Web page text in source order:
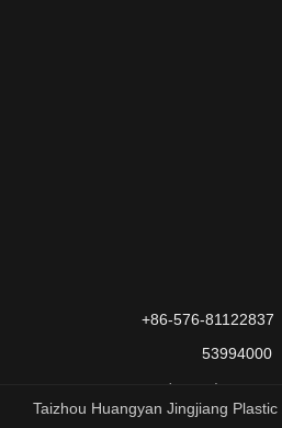
86-576-81122837+
53994000
Taizhou Huangyan Jingjiang Plastic